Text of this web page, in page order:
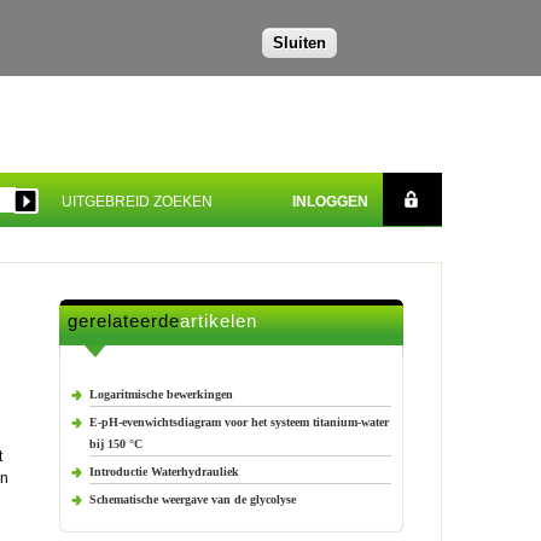
Sluiten
INLOGGEN
UITGEBREID ZOEKEN
gerelateerdeartikelen
Logaritmische bewerkingen
E-pH-evenwichtsdiagram voor het systeem titanium-water
bij 150 °C
Introductie Waterhydrauliek
Schematische weergave van de glycolyse